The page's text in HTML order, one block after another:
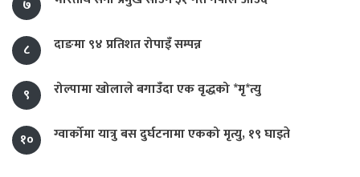
७
८ दाङमा ९४ प्रतिशत रोपाइँ सम्पन्न
९ रोल्पामा खोलाले बगाउँदा एक वृद्धको *मृ*त्यु
१० ग्वार्कोमा यात्रु बस दुर्घटनामा एकको मृत्यु, १९ घाइते